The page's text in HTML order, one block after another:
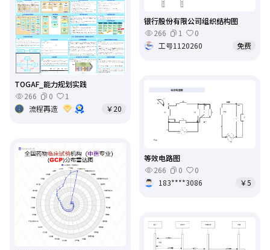
TOGAF_能力规划实践
266
0
1
流程再造
￥20
银行股份有限公司组织结构图
266
1
0
工号1120260
免费
等效电路图
266
0
0
183****3086
￥5